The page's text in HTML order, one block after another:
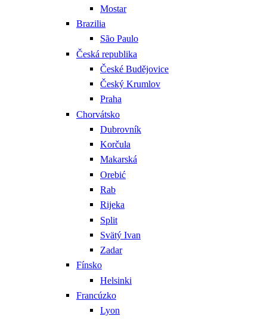
Mostar
Brazilia
São Paulo
Česká republika
České Budějovice
Český Krumlov
Praha
Chorvátsko
Dubrovník
Korčula
Makarská
Orebić
Rab
Rijeka
Split
Svätý Ivan
Zadar
Fínsko
Helsinki
Francúzko
Lyon